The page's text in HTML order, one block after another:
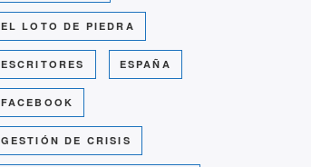
EL LOTO DE PIEDRA
ESCRITORES ESPAÑA
FACEBOOK
GESTIÓN DE CRISIS